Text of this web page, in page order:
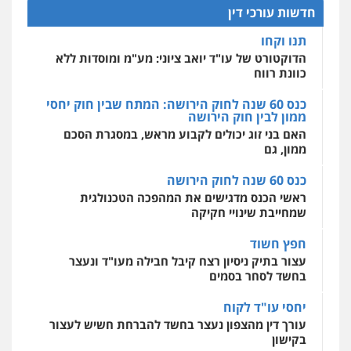
אחסון אתרים
מקצועיים לעורכי דין
מרכז התחלה חדשה
אסירים עבירות מין שירותים מקצועיים
לעורכי דין
חדשות עורכי דין
להגנה על עסקים קטנים
תנו וקחו
הדוקטורט של עו"ד יואב ציוני: מע"מ ומוסדות ללא
כוונת רווח
כנס 60 שנה לחוק הירושה: המתח שבין חוק יחסי
ממון לבין חוק הירושה
האם בני זוג יכולים לקבוע מראש, במסגרת הסכם
ממון, גם
כנס 60 שנה לחוק הירושה
ראשי הכנס מדגישים את המהפכה הטכנולגית
שמחייבת שינויי חקיקה
חפץ חשוד
עצור בתיק ניסיון רצח קיבל חבילה מעו"ד ונעצר
בחשד לסחר בסמים
יחסי עו"ד לקוח
עורך דין מהצפון נעצר בחשד להברחת חשיש לעצור
בקישון